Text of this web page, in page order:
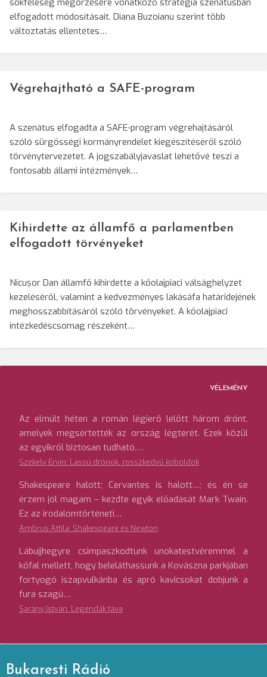
sokféleség megőrzésére vonatkozó stratégia szenátusban
elfogadott módosításait. Diana Buzoianu szerint több
változtatás ellentétes…
Végrehajtható a SAFE-program
A szenátus elfogadta a SAFE-program végrehajtásáról
szóló sürgősségi kormányrendelet kiegészítéséről szóló
törvénytervezetet. A jogszabályjavaslat lehetővé teszi a
fontosabb állami intézmények…
Kihirdette az államfő a parlamentben
elfogadott törvényeket
Nicușor Dan államfő kihirdette a kőolajpiaci válsághelyzet
kezeléséről, valamint a kedvezményes lakásáfa határidejének
meghosszabbításáról szóló törvényeket. A kőolajpiaci
intézkedéscsomag részeként…
VÉLEMÉNY
Az elmúlt héten a román légierő lelőtt három drónt,
amelyek megsértették az ország légterét. Ezek közül
az egyikről biztosan tudható,…
Székely Ervin: Lassú drónok, rosszkedvű koboldok
Shakespeare halott; Cervantes is halott…; és én se
érzem jól magam – kezdte egyik előadását Mark Twain.
Ez az irodalomtörténeti…
Ambrus Attila: Shakespeare és Newton
Lábujjhegyre csimpaszkodtunk unokatestvéremmel a
kőfal mellett, hogy beleláthassunk a Kovászna parkjában
fortyogó iszapvulkánba és apró kavicsokat dobjunk a
fura szagú…
Sarány István: Legendák tava
Bukaresti Rádió